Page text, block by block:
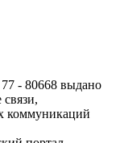
- 80668 выдано
коммуникаций